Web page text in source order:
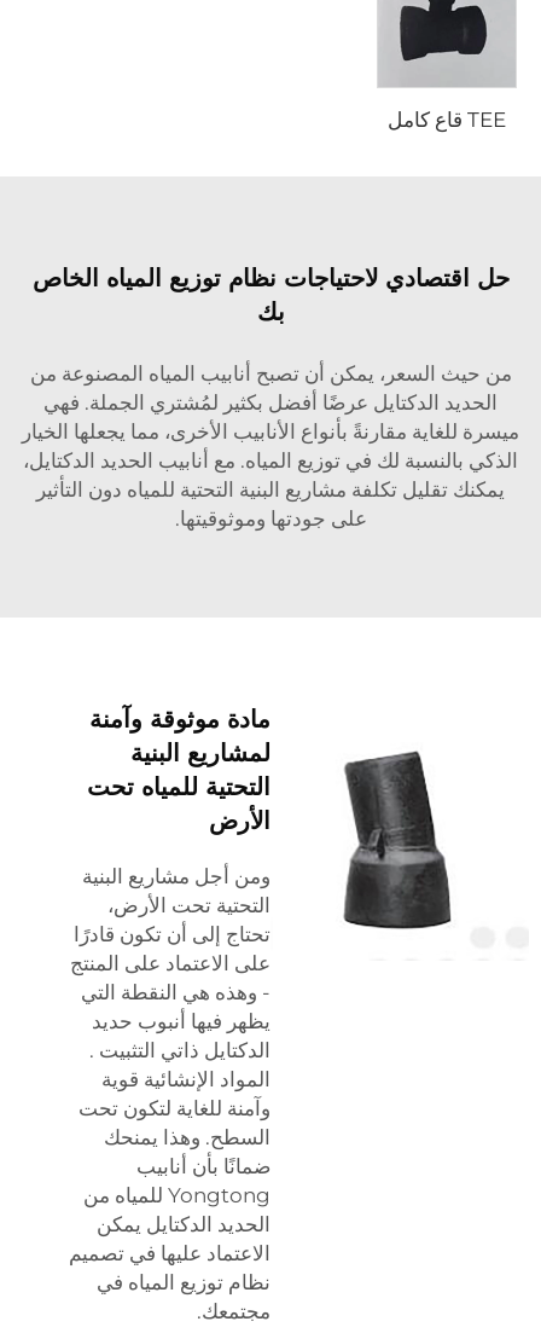
TEE قاع كامل
حل اقتصادي لاحتياجات نظام توزيع المياه الخاص
بك
من حيث السعر، يمكن أن تصبح أنابيب المياه المصنوعة من
الحديد الدكتايل عرضًا أفضل بكثير لمُشتري الجملة. فهي
ميسرة للغاية مقارنةً بأنواع الأنابيب الأخرى، مما يجعلها الخيار
الذكي بالنسبة لك في توزيع المياه. مع أنابيب الحديد الدكتايل،
يمكنك تقليل تكلفة مشاريع البنية التحتية للمياه دون التأثير
على جودتها وموثوقيتها.
مادة موثوقة وآمنة
لمشاريع البنية
التحتية للمياه تحت
الأرض
ومن أجل مشاريع البنية
التحتية تحت الأرض،
تحتاج إلى أن تكون قادرًا
على الاعتماد على المنتج
- وهذه هي النقطة التي
يظهر فيها أنبوب حديد
الدكتايل ذاتي التثبيت .
المواد الإنشائية قوية
وآمنة للغاية لتكون تحت
السطح. وهذا يمنحك
ضمانًا بأن أنابيب
Yongtong للمياه من
الحديد الدكتايل يمكن
الاعتماد عليها في تصميم
نظام توزيع المياه في
مجتمعك.